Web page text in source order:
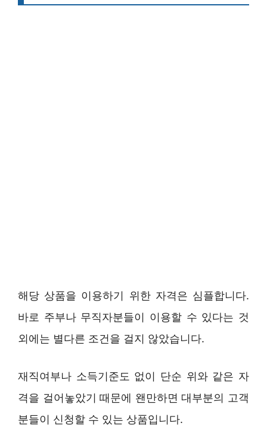
해당 상품을 이용하기 위한 자격은 심플합니다.
바로 주부나 무직자분들이 이용할 수 있다는 것
외에는 별다른 조건을 걸지 않았습니다.
재직여부나 소득기준도 없이 단순 위와 같은 자
격을 걸어놓았기 때문에 왠만하면 대부분의 고객
분들이 신청할 수 있는 상품입니다.